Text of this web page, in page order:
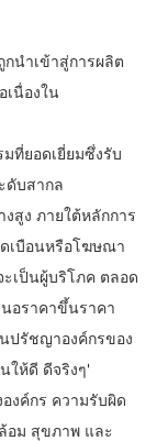
นำเข้าสู่การผลิต
เนื่องใน
ที่ยอดเยี่ยมซึ่งรับ
ดับสากล
งสูง ภายใต้หลักการ
เบือนหรือโฆษณา
เป็นผู้บริโภค ตลอด
อราคาขึ้นราคา
ปรัชญาองค์กรของ
ให้ดี ดีจริงๆ'
งค์กร ความรับผิด
อม สุขภาพ และ